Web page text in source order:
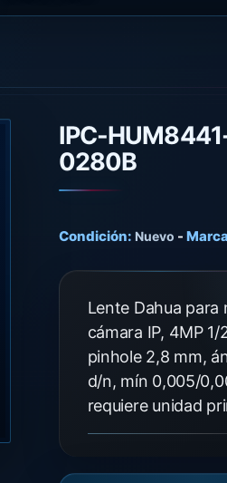
IPC-
0280B
Condición: Nuevo -
Lente Dahua para
cámara IP, 4MP 1/
pinhole 2,8 mm,
d/n, mín 0,005/
requiere unidad